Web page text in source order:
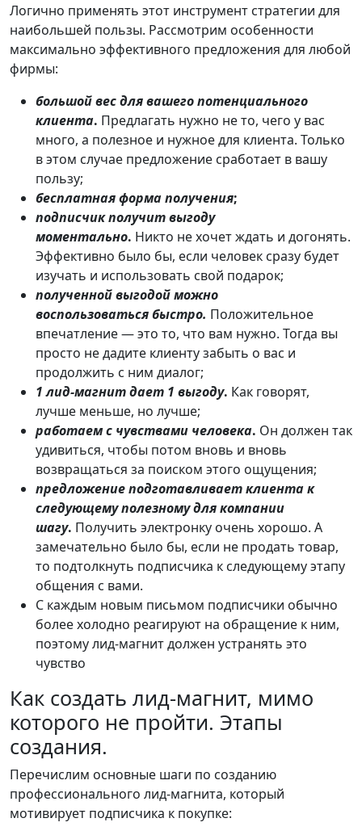
Логично применять этот инструмент стратегии для
наибольшей пользы. Рассмотрим особенности
максимально эффективного предложения для любой
фирмы:
большой вес для вашего потенциального
клиента. Предлагать нужно не то, чего у вас
много, а полезное и нужное для клиента. Только
в этом случае предложение сработает в вашу
пользу;
бесплатная форма получения;
подписчик получит выгоду
моментально. Никто не хочет ждать и догонять.
Эффективно было бы, если человек сразу будет
изучать и использовать свой подарок;
полученной выгодой можно
воспользоватьсябыстро. Положительное
впечатление — это то, что вам нужно. Тогда вы
просто не дадите клиенту забыть о вас и
продолжить с ним диалог;
1 лид-магнит дает 1 выгоду. Как говорят,
лучше меньше, но лучше;
работаем с чувствами человека. Он должен так
удивиться, чтобы потом вновь и вновь
возвращаться за поиском этого ощущения;
предложение подготавливает клиента к
следующему полезному для компании
шагу. Получить электронку очень хорошо. А
замечательно было бы, если не продать товар,
то подтолкнуть подписчика к следующему этапу
общения с вами.
С каждым новым письмом подписчики обычно
более холодно реагируют на обращение к ним,
поэтому лид-магнит должен устранять это
чувство
Как создать лид-магнит, мимо
которого не пройти. Этапы
создания.
Перечислим основные шаги по созданию
профессионального лид-магнита, который
мотивирует подписчика к покупке: